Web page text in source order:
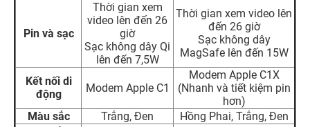
Pin và sạc
Thời gian xem
video lên đến 26
giờ
Sạc không dây Qi
lên đến 7,5W
Thời gian xem video lên
đến 26 giờ
Sạc không dây
MagSafe lên đến 15W
Kết nối di
động
Modem Apple C1
Modem Apple C1X
(Nhanh và tiết kiệm pin
hơn)
Màu sắc
Trắng, Đen
Hồng Phai, Trắng, Đen